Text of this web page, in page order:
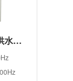
XLP3-5000系列变频恒压供水控制箱（老款）